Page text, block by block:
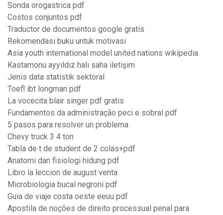
Sonda orogastrica pdf
Costos conjuntos pdf
Traductor de documentos google gratis
Rekomendasi buku untuk motivasi
Asia youth international model united nations wikipedia
Kastamonu ayyıldız halı saha iletişim
Jenis data statistik sektoral
Toefl ibt longman pdf
La vocecita blair singer pdf gratis
Fundamentos da administração peci e sobral pdf
5 pasos para resolver un problema
Chevy truck 3 4 ton
Tabla de t de student de 2 colas+pdf
Anatomi dan fisiologi hidung pdf
Libro la leccion de august venta
Microbiologia bucal negroni pdf
Guia de viaje costa oeste eeuu pdf
Apostila de noções de direito processual penal para